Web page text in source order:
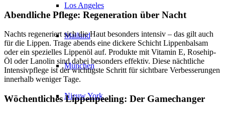
Los Angeles
Mailand
München
Nieuw York
Abendliche Pflege: Regeneration über Nacht
Nachts regeneriert sich die Haut besonders intensiv – das gilt auch
für die Lippen. Trage abends eine dickere Schicht Lippenbalsam
oder ein spezielles Lippenöl auf. Produkte mit Vitamin E, Rosehip-
Öl oder Lanolin sind dabei besonders effektiv. Diese nächtliche
Intensivpflege ist der wichtigste Schritt für sichtbare Verbesserungen
innerhalb weniger Tage.
Wöchentliches Lippenpeeling: Der Gamechanger